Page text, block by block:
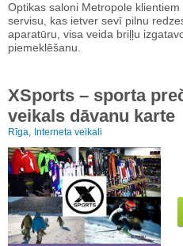
Optikas saloni Metropole
servisu, kas ietver sevī pilnu
aparatūru, visa veida briļļu
piemeklēšanu.
XSports – sporta
veikals dāvanu karte
Rīga, Interneta veikali